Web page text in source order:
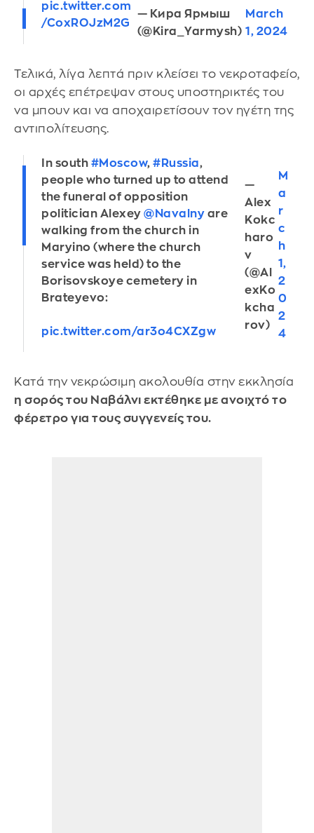
pic.twitter.com
/CoxROJzM2G
— Кира Ярмыш
(@Kira_Yarmysh)
March
1, 2024
Τελικά, λίγα λεπτά πριν κλείσει το νεκροταφείο,
οι αρχές επέτρεψαν στους υποστηρικτές του
να μπουν και να αποχαιρετίσουν τον ηγέτη της
αντιπολίτευσης.
In south #Moscow,#Russia,
people who turned up to attend
the funeral of opposition
politician Alexey@Navalny are
walking from the church in
Maryino (where the church
service was held) to the
Borisovskoye cemetery in
Brateyevo:
pic.twitter.com/ar3o4CXZgw
—
Alex
Kokc
haro
v
(@Al
exKo
kcha
rov)
M
a
r
c
h
1,
2
0
2
4
Κατά την νεκρώσιμη ακολουθία στην εκκλησία
η σορός του Ναβάλνι εκτέθηκε με ανοιχτό το
φέρετρο για τους συγγενείς του.